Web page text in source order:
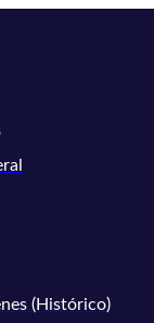
(Histórico)